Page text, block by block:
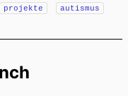
projekte autismus